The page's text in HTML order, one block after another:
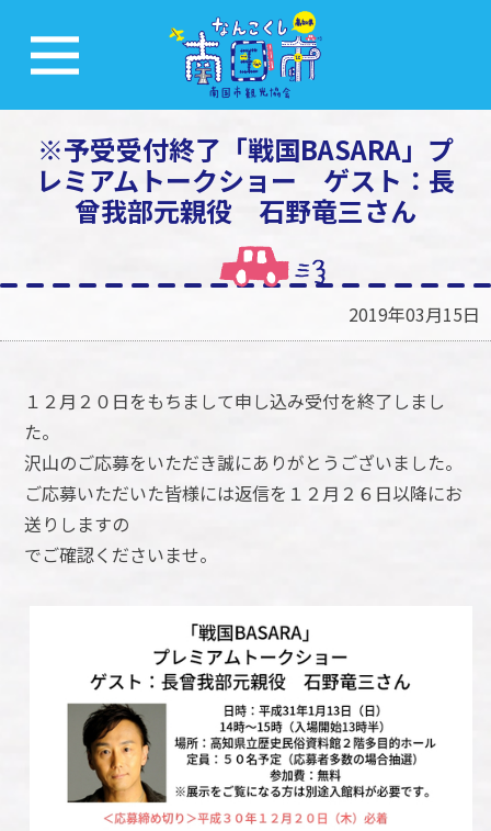
※予受受付終了「戦国BASARA」プ
レミアムトークショー ゲスト：長
曾我部元親役 石野竜三さん
2019年03月15日
１２月２０日をもちまして申し込み受付を終了しまし
た。
沢山のご応募をいただき誠にありがとうございました。
ご応募いただいた皆様には返信を１２月２６日以降にお
送りしますの
でご確認くださいませ。